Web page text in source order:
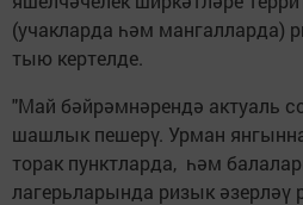
(учакларда һәм мангалларда)
тыю кертелде.
"Май бәйрәмнәрендә актуаль
шашлык пешерү. Урман
торак пунктларда, һәм
лагерьларында ризык әзерләү